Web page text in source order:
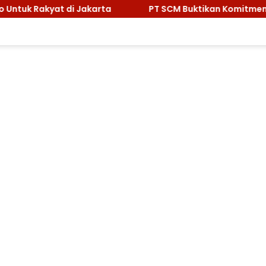
PT SCM Buktikan Komitmen Lingkungan, Sabet